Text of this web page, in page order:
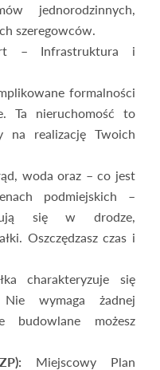
jednorodzinnych,
szeregowców.
– Infrastruktura i
formalności
Ta nieruchomość to
na realizację Twoich
woda oraz – co jest
podmiejskich –
się w drodze,
Oszczędzasz czas i
charakteryzuje się
Nie wymaga żadnej
budowlane możesz
Miejscowy Plan